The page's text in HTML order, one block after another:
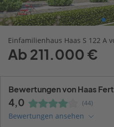
Einfamilienhaus Haas S 122 A
Ab 211.000 €
Bewertungen von Haas
4,0 (44)
Bewertungen ansehen